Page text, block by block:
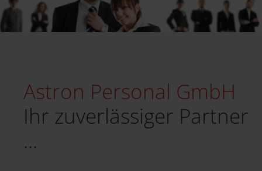
Astron Personal GmbH
Ihr zuverlässiger Partner
...